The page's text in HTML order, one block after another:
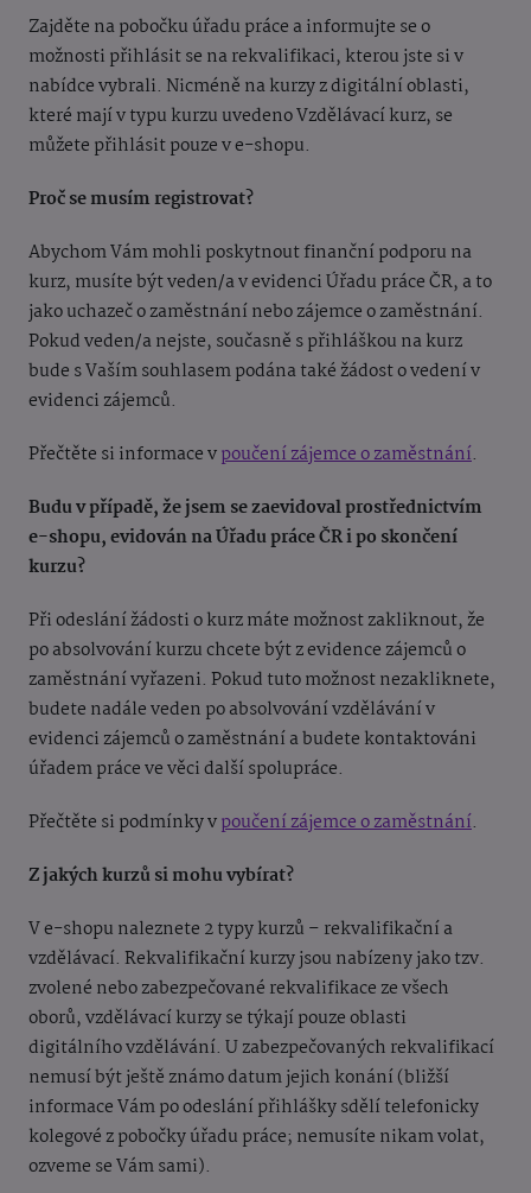
Zajděte na pobočku úřadu práce a informujte se o
možnosti přihlásit se na rekvalifikaci, kterou jste si v
nabídce vybrali. Nicméně na kurzy z digitální oblasti,
které mají v typu kurzu uvedeno Vzdělávací kurz, se
můžete přihlásit pouze v e-shopu.
Proč se musím registrovat?
Abychom Vám mohli poskytnout finanční podporu na
kurz, musíte být veden/a v evidenci Úřadu práce ČR, a to
jako uchazeč o zaměstnání nebo zájemce o zaměstnání.
Pokud veden/a nejste, současně s přihláškou na kurz
bude s Vaším souhlasem podána také žádost o vedení v
evidenci zájemců.
Přečtěte si informace vpoučení zájemce o zaměstnání.
Budu v případě, že jsem se zaevidoval prostřednictvím
e-shopu, evidován na Úřadu práce ČR i po skončení
kurzu?
Při odeslání žádosti o kurz máte možnost zakliknout, že
po absolvování kurzu chcete být z evidence zájemců o
zaměstnání vyřazeni. Pokud tuto možnost nezakliknete,
budete nadále veden po absolvování vzdělávání v
evidenci zájemců o zaměstnání a budete kontaktováni
úřadem práce ve věci další spolupráce.
Přečtěte si podmínky vpoučení zájemce o zaměstnání.
Z jakých kurzů si mohu vybírat?
V e-shopu naleznete 2 typy kurzů – rekvalifikační a
vzdělávací. Rekvalifikační kurzy jsou nabízeny jako tzv.
zvolené nebo zabezpečované rekvalifikace ze všech
oborů, vzdělávací kurzy se týkají pouze oblasti
digitálního vzdělávání. U zabezpečovaných rekvalifikací
nemusí být ještě známo datum jejich konání (bližší
informace Vám po odeslání přihlášky sdělí telefonicky
kolegové z pobočky úřadu práce; nemusíte nikam volat,
ozveme se Vám sami).